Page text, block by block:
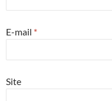
E-mail *
Site